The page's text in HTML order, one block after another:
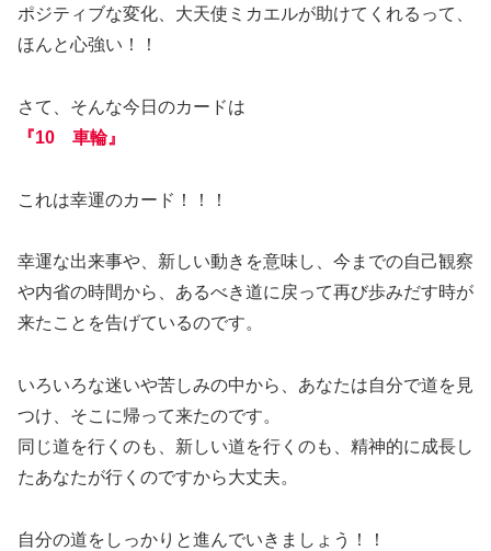
ポジティブな変化、大天使ミカエルが助けてくれるって、
ほんと心強い！！
さて、そんな今日のカードは
『10 車輪』
これは幸運のカード！！！
幸運な出来事や、新しい動きを意味し、今までの自己観察
や内省の時間から、あるべき道に戻って再び歩みだす時が
来たことを告げているのです。
いろいろな迷いや苦しみの中から、あなたは自分で道を見
つけ、そこに帰って来たのです。
同じ道を行くのも、新しい道を行くのも、精神的に成長し
たあなたが行くのですから大丈夫。
自分の道をしっかりと進んでいきましょう！！